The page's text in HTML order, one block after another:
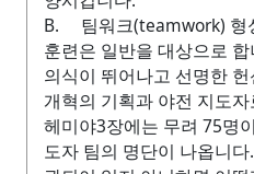
B. 팀워크(teamwork) 형
훈련은 일반을 대상으로
의식이 뛰어나고 선명한
개혁의 기획과 야전 지도
헤미야3장에는 무려 75명
도자 팀의 명단이 나옵니